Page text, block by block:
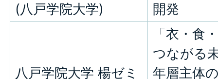
(八戸学院大学)
開発
八戸学院大学 楊ゼミ
「衣・食
つながる
年層主体